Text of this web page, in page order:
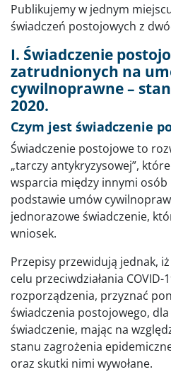
Publikujemy w jednym
świadczeń postojowych z
I. Świadczenie
zatrudnionych na
cywilnoprawne –
2020.
Czym jest świadczenie
Świadczenie postojowe to
„tarczy antykryzysowej”,
wsparcia między innymi osób
podstawie umów
jednorazowe świadczenie,
wniosek.
Przepisy przewidują jednak,
celu przeciwdziałania COVID-
rozporządzenia, przyznać
świadczenia postojowego,
świadczenie, mając na
stanu zagrożenia
oraz skutki nimi wywołane.